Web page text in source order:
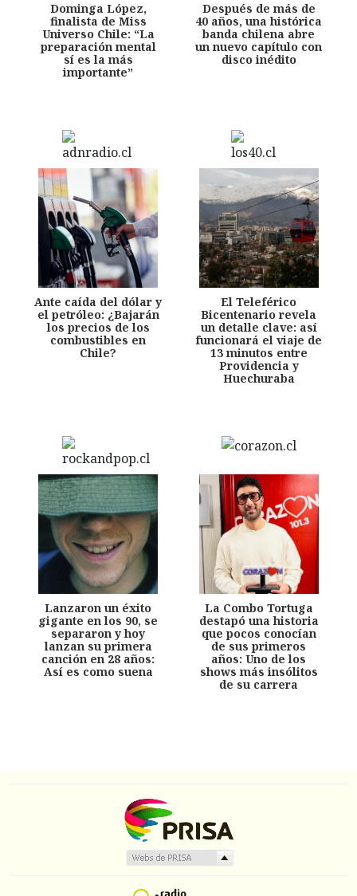
Dominga López,
finalista de Miss
Universo Chile: “La
preparación mental
sí es la más
importante”
Después de más de
40 años, una histórica
banda chilena abre
un nuevo capítulo con
disco inédito
Ante caída del dólar y
el petróleo: ¿Bajarán
los precios de los
combustibles en
Chile?
El Teleférico
Bicentenario revela
un detalle clave: así
funcionará el viaje de
13 minutos entre
Providencia y
Huechuraba
Lanzaron un éxito
gigante en los 90, se
separaron y hoy
lanzan su primera
canción en 28 años:
Así es como suena
La Combo Tortuga
destapó una historia
que pocos conocían
de sus primeros
años: Uno de los
shows más insólitos
de su carrera